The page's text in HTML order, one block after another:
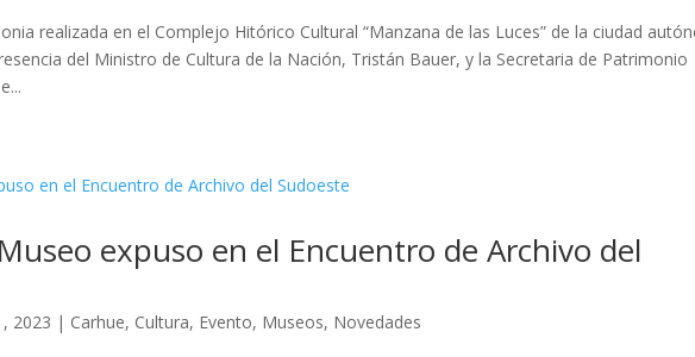
realizada en el Complejo Hitórico Cultural “Manzana de las Luces” de la ciudad
del Ministro de Cultura de la Nación, Tristán Bauer, y la Secretaria de Patrimonio
expuso en el Encuentro de Archivo del
2023 | Carhue, Cultura, Evento, Museos, Novedades